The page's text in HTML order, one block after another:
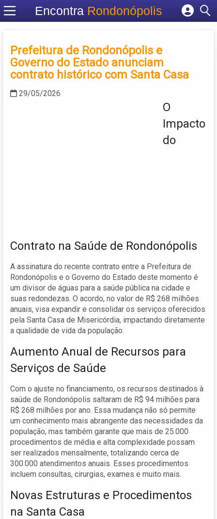
Encontra Rondonópolis
Cadastrar empresa
Criar conta
Prefeitura de Rondonópolis e
Governo do Estado anunciam
contrato histórico com Santa Casa
29/05/2026
O
Impacto
do
Contrato na Saúde de Rondonópolis
A assinatura do recente contrato entre a Prefeitura de
Rondonópolis e o Governo do Estado deste momento é
um divisor de águas para a saúde pública na cidade e
suas redondezas. O acordo, no valor de R$ 268 milhões
anuais, visa expandir e consolidar os serviços oferecidos
pela Santa Casa de Misericórdia, impactando diretamente
a qualidade de vida da população.
Aumento Anual de Recursos para
Serviços de Saúde
Com o ajuste no financiamento, os recursos destinados à
saúde de Rondonópolis saltaram de R$ 94 milhões para
R$ 268 milhões por ano. Essa mudança não só permite
um conhecimento mais abrangente das necessidades da
população, mas também garante que mais de 25.000
procedimentos de média e alta complexidade possam
ser realizados mensalmente, totalizando cerca de
300.000 atendimentos anuais. Esses procedimentos
incluem consultas, cirurgias, exames e muito mais.
Novas Estruturas e Procedimentos
na Santa Casa